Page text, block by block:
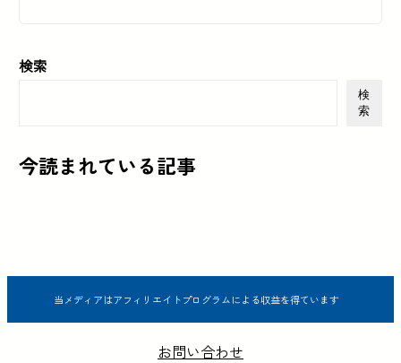
検索
検
索
今読まれている記事
当メディアはアフィリエイトプログラムによる収益を得ています
お問い合わせ